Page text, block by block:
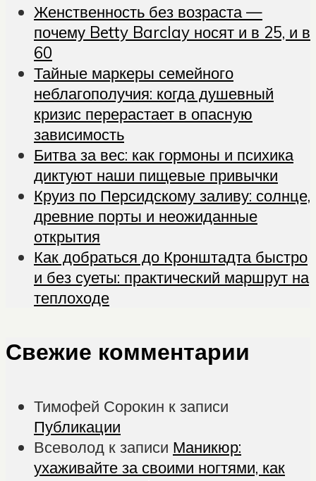
Женственность без возраста —
почему Betty Barclay носят и в 25, и в
60
Тайные маркеры семейного
неблагополучия: когда душевный
кризис перерастает в опасную
зависимость
Битва за вес: как гормоны и психика
диктуют наши пищевые привычки
Круиз по Персидскому заливу: солнце,
древние порты и неожиданные
открытия
Как добраться до Кронштадта быстро
и без суеты: практический маршрут на
теплоходе
Свежие комментарии
Тимофей Сорокин к записи
Публикации
Всеволод к записи Маникюр:
ухаживайте за своими ногтями, как